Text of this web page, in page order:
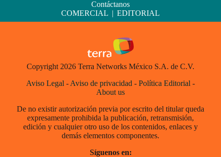
Contáctanos
COMERCIAL | EDITORIAL
Copyright 2026 Terra Networks México S.A. de C.V.
Aviso Legal - Aviso de privacidad - Política Editorial -
About us
De no existir autorización previa por escrito del titular queda
expresamente prohibida la publicación, retransmisión,
edición y cualquier otro uso de los contenidos, enlaces y
demás elementos componentes.
Síguenos en: